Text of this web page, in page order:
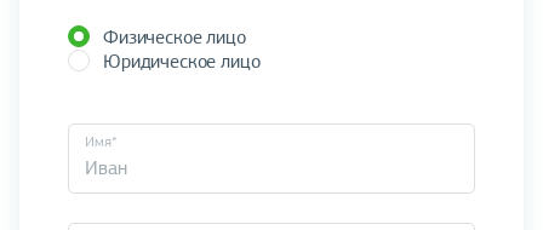
Физическое лицо
Юридическое лицо
Имя*